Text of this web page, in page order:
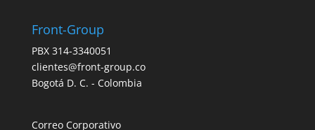
Front-Group
PBX 314-3340051
clientes@front-group.co
Bogotá D. C. - Colombia
Correo Corporativo